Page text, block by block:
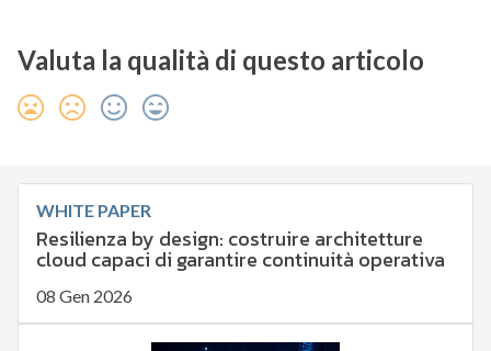
Valuta la qualità di questo articolo
WHITE PAPER
Resilienza by design: costruire architetture
cloud capaci di garantire continuità operativa
08 Gen 2026